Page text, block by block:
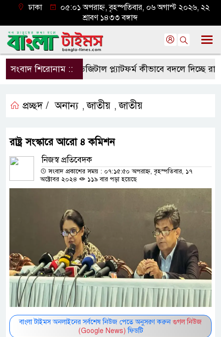
ঢাকা
০৫:০১ অপরাহ্ন, বৃহস্পতিবার, ০৬ অগাস্ট ২০২৬, ২২
শ্রাবণ ১৪৩৩ বঙ্গাব্দ
সংবাদ শিরোনাম ::ডিজিটাল প্ল্যাটফর্ম কীভাবে বদলে দিচ্ছে
প্রচ্ছদ / অনান্য ,জাতীয় ,জাতীয়
রাষ্ট্র সংস্কারে আরো ৪ কমিশন
নিজস্ব প্রতিবেদক
সংবাদ প্রকাশের সময় : ০৭:১৫:৫০ অপরাহ্ন, বৃহস্পতিবার, ১৭
অক্টোবর ২০২৪
১১৯ বার পড়া হয়েছে
বাংলা টাইমস অনলাইনের সর্বশেষ নিউজ পেতে অনুসরণ করুন গুগল নিউজ
(Google News) ফিডটি